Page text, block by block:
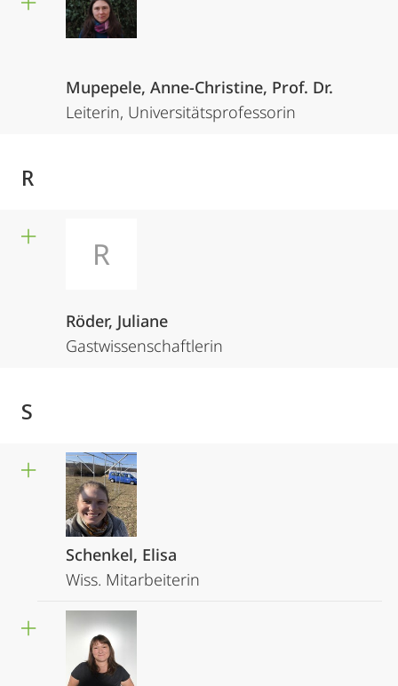
Mupepele, Anne-Christine, Prof. Dr.
Leiterin, Universitätsprofessorin
R
R
Röder, Juliane
Gastwissenschaftlerin
S
Schenkel, Elisa
Wiss. Mitarbeiterin